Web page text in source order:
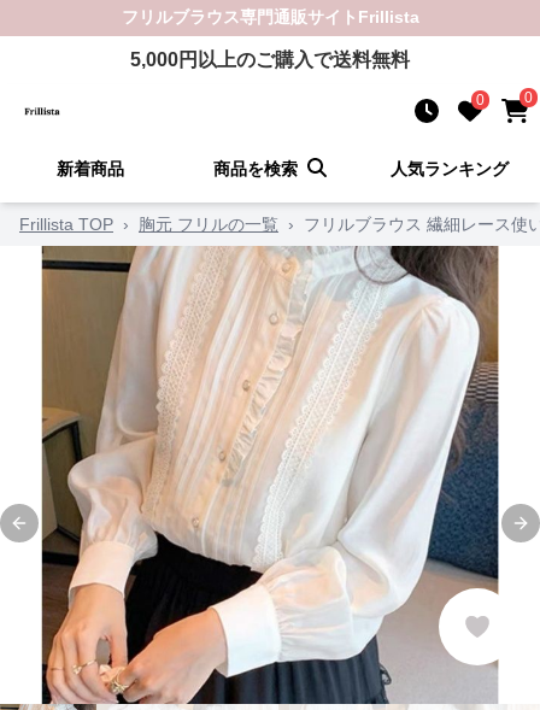
フリルブラウス専門通販サイト Frillista
5,000円以上のご購入で送料無料
0 0
新着商品 商品を検索 人気ランキング
Frillista TOP › 胸元 フリルの一覧 › フリルブラウス 繊細レース使
Previous slide